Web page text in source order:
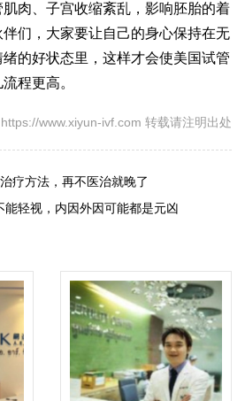
肉、子宫收缩紊乱，影响胚胎的着
们，大家要让自己的身心保持在无
的好状态里，这样才会使美国试管
流程更高。
www.xiyun-ivf.com 转载请注明出处
疗方法，再不医治就晚了
能轻视，内因外因可能都是元凶